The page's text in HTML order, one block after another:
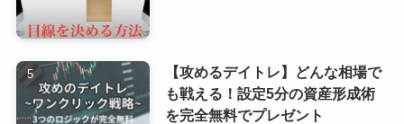
【攻めるデイトレ】どんな相場で
も戦える！設定5分の資産形成術
を完全無料でプレゼント